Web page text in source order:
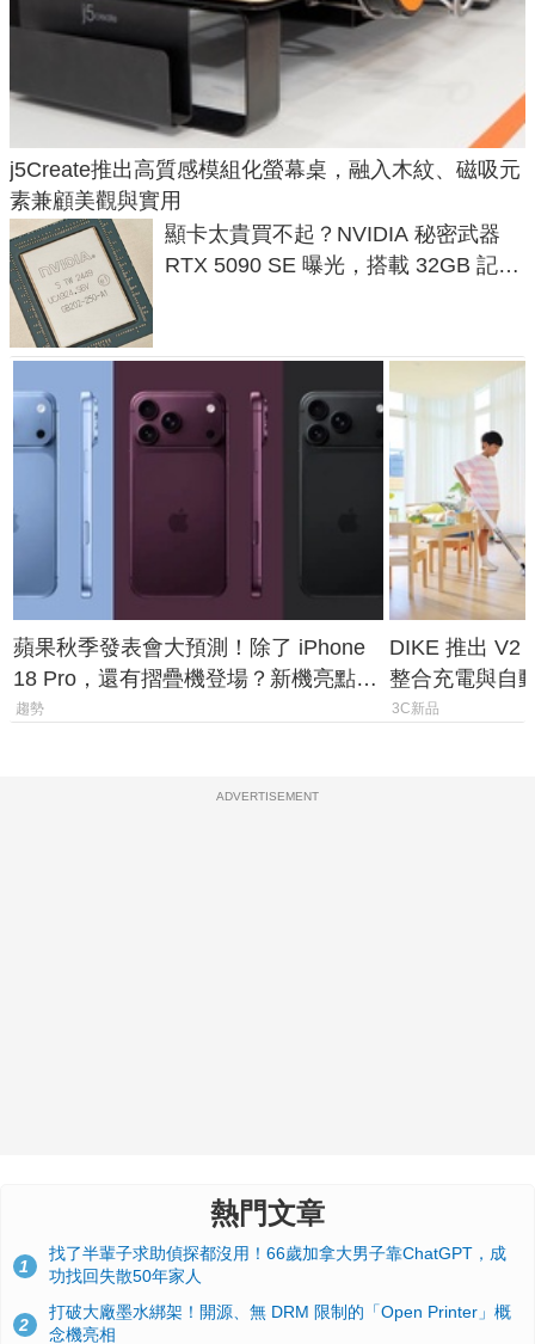
j5Create推出高質感模組化螢幕桌，融入木紋、磁吸元
素兼顧美觀與實用
顯卡太貴買不起？NVIDIA 秘密武器
RTX 5090 SE 曝光，搭載 32GB 記憶
蘋果秋季發表會大預測！除了 iPhone
18 Pro，還有摺疊機登場？新機亮點預
測一次看
趨勢
DIKE 推出 V2
整合充電與自
3C新品
ADVERTISEMENT
熱門文章
1
找了半輩子求助偵探都沒用！66歲加拿大男子靠ChatGPT，成
功找回失散50年家人
2
打破大廠墨水綁架！開源、無 DRM 限制的「Open Printer」概
念機亮相